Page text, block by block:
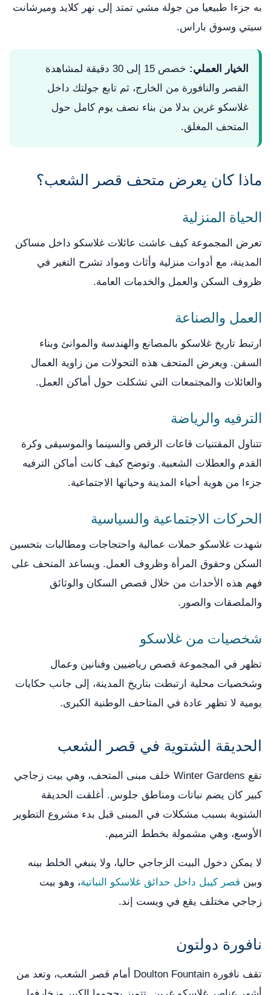
به جزءا طبيعيا من جولة مشي تمتد إلى نهر كلايد وميرشانت
سيتي وسوق باراس.
الخيار العملي:
خصص 15 إلى 30 دقيقة لمشاهدة
القصر والنافورة من الخارج، ثم تابع جولتك داخل
غلاسكو غرين بدلا من بناء نصف يوم كامل حول
المتحف المغلق.
ماذا كان يعرض متحف قصر الشعب؟
الحياة المنزلية
تعرض المجموعة كيف عاشت عائلات غلاسكو داخل مساكن
المدينة، مع أدوات منزلية وأثاث ومواد تشرح التغير في
ظروف السكن والعمل والخدمات العامة.
العمل والصناعة
ارتبط تاريخ غلاسكو بالمصانع والهندسة والموانئ وبناء
السفن. ويعرض المتحف هذه التحولات من زاوية العمال
والعائلات والمجتمعات التي تشكلت حول أماكن العمل.
الترفيه والرياضة
تتناول المقتنيات قاعات الرقص والسينما والموسيقى وكرة
القدم والعطلات الشعبية. وتوضح كيف كانت أماكن الترفيه
جزءا من هوية أحياء المدينة وحياتها الاجتماعية.
الحركات الاجتماعية والسياسية
شهدت غلاسكو حملات عمالية واحتجاجات ومطالبات بتحسين
السكن وحقوق المرأة وظروف العمل. ويساعد المتحف على
فهم هذه الأحداث من خلال قصص السكان والوثائق
والملصقات والصور.
شخصيات من غلاسكو
تظهر في المجموعة قصص رياضيين وفنانين وعمال
وشخصيات محلية ارتبطت بتاريخ المدينة، إلى جانب حكايات
يومية لا تظهر عادة في المتاحف الوطنية الكبرى.
الحديقة الشتوية في قصر الشعب
تقع Winter Gardens خلف مبنى المتحف، وهي بيت زجاجي
كبير كان يضم نباتات ومناطق جلوس. أغلقت الحديقة
الشتوية بسبب مشكلات في المبنى قبل بدء مشروع التطوير
الأوسع، وهي مشمولة بخطط الترميم.
لا يمكن دخول البيت الزجاجي حاليا، ولا ينبغي الخلط بينه
وبين قصر كيبل داخل حدائق غلاسكو النباتية، وهو بيت
زجاجي مختلف يقع في ويست إند.
نافورة دولتون
تقف نافورة Doulton Fountain أمام قصر الشعب، وتعد من